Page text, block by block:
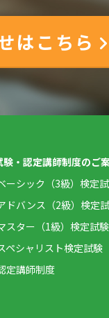
はこちら
験・認定講師制度のご
ーシック（3級）検定
ドバンス（2級）検定
スター（1級）検定試験
ペシャリスト検定試験
定講師制度